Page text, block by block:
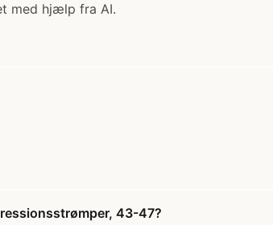
med hjælp fra AI.
43-47?